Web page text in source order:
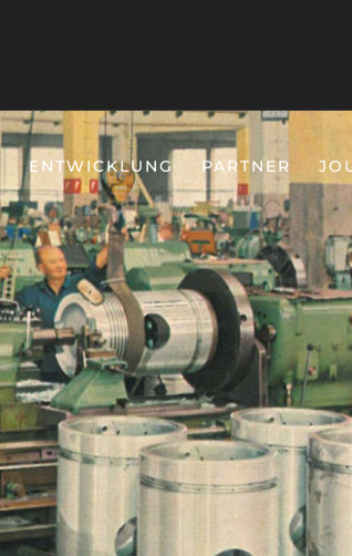
ENTWICKLUNG PARTNER